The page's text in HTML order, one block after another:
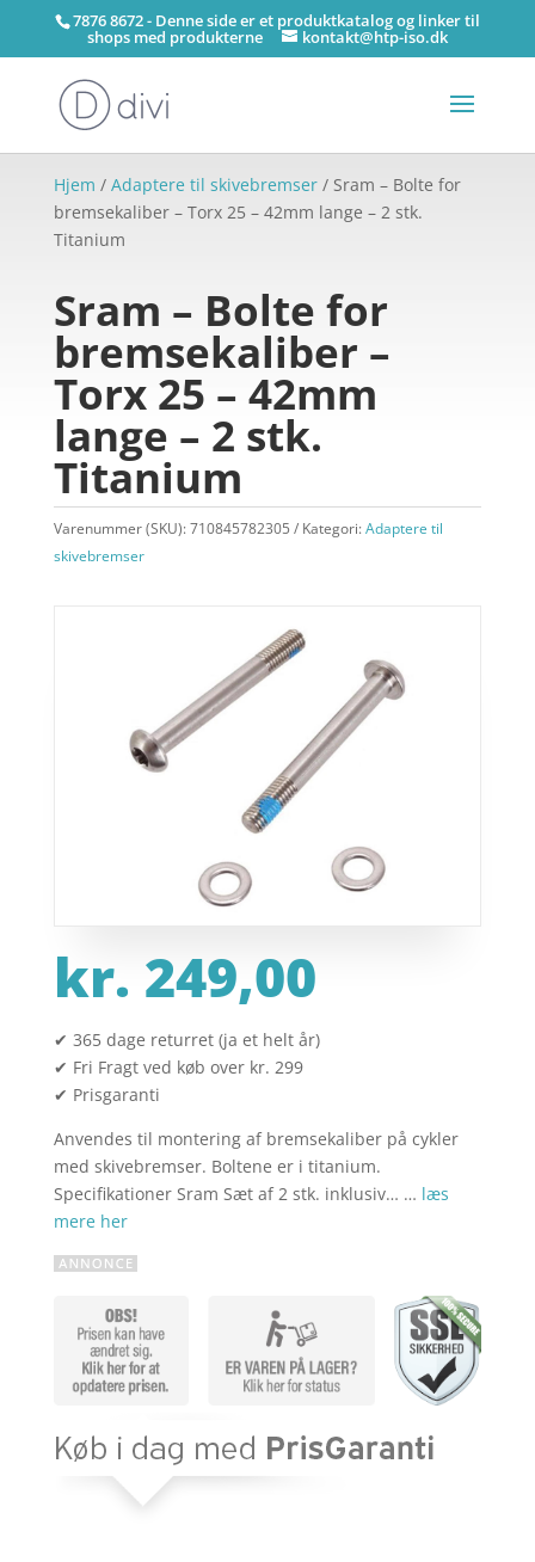
7876 8672 - Denne side er et produktkatalog og linker til
shops med produkterne kontakt@htp-iso.dk
Hjem / Adaptere til skivebremser/ Sram – Bolte for
bremsekaliber – Torx 25 – 42mm lange – 2 stk.
Titanium
Sram – Bolte for
bremsekaliber –
Torx 25 – 42mm
lange – 2 stk.
Titanium
Varenummer (SKU):710845782305 Kategori:Adaptere til
skivebremser
kr. 249,00
✔ 365 dage returret (ja et helt år)
✔ Fri Fragt ved køb over kr. 299
✔ Prisgaranti
Anvendes til montering af bremsekaliber på cykler
med skivebremser. Boltene er i titanium.
Specifikationer Sram Sæt af 2 stk. inklusiv… … læs
mere her